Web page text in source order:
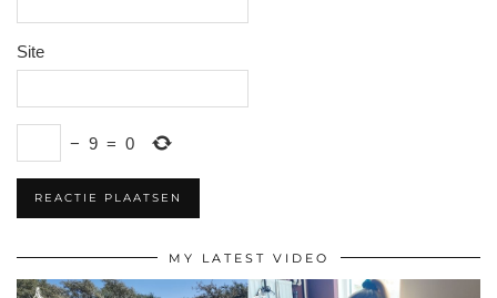
Site
− 9 = 0
MY LATEST VIDEO